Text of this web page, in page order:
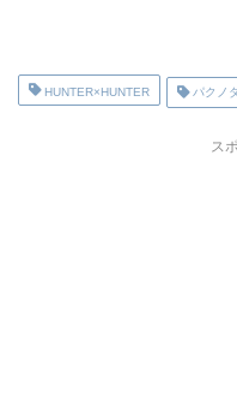
HUNTER×HUNTER パクノ
ス